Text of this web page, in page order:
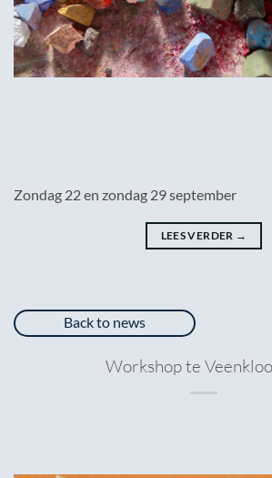
Zondag 22 en zondag 29 september
LEES VERDER →
Back to news
Workshop te